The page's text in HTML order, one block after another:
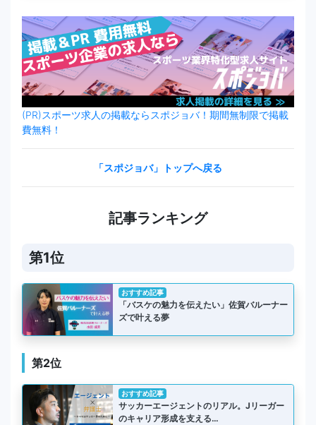
(PR)スポーツ求人の掲載ならスポジョバ！期間無制限で掲載
費無料！
「スポジョバ」トップへ戻る
記事ランキング
第1位
おすすめ記事
「バスケの魅力を伝えたい」佐賀バルーナー
ズで叶える夢
第2位
おすすめ記事
サッカーエージェントのリアル。Jリーガー
のキャリア形成を支える…